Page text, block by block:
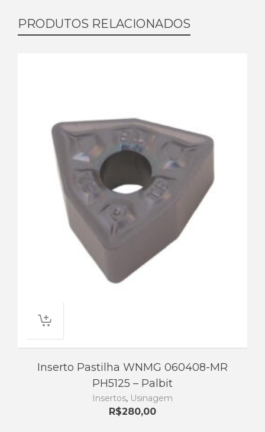
PRODUTOS RELACIONADOS
Inserto Pastilha WNMG 060408-MR
PH5125 – Palbit
Insertos, Usinagem
R$280,00